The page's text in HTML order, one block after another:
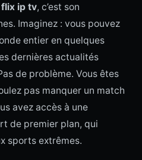
flix ip tv, c’est son
Imaginez : vous pouvez
entier en quelques
dernières actualités
de problème. Vous êtes
pas manquer un match
avez accès à une
de premier plan, qui
sports extrêmes.